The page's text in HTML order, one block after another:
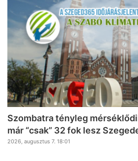
Szombatra tényleg
már “csak” 32 fok lesz
2026, augusztus 7. 18:01